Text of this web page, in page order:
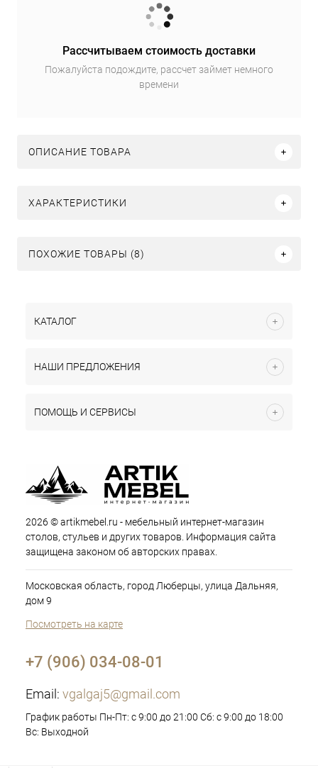
Рассчитываем стоимость доставки
Пожалуйста подождите, рассчет займет немного
времени
ОПИСАНИЕ ТОВАРА
ХАРАКТЕРИСТИКИ
ПОХОЖИЕ ТОВАРЫ (8)
КАТАЛОГ
НАШИ ПРЕДЛОЖЕНИЯ
ПОМОЩЬ И СЕРВИСЫ
2026 © artikmebel.ru - мебельный интернет-магазин
столов, стульев и других товаров. Информация сайта
защищена законом об авторских правах.
Московская область, город Люберцы, улица Дальняя,
дом 9
Посмотреть на карте
+7 (906) 034-08-01
Email: vgalgaj5@gmail.com
График работы Пн-Пт: с 9:00 до 21:00 Сб: с 9:00 до 18:00
Вс: Выходной